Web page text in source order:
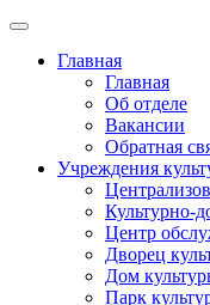
Главная
Главная
Об отделе
Вакансии
Обратная
Учреждения
Культурно-
Центр
Дворец
Дом
Парк